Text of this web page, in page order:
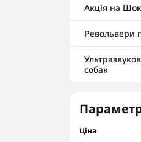
Акція на
Револьвери
собак
Ціна